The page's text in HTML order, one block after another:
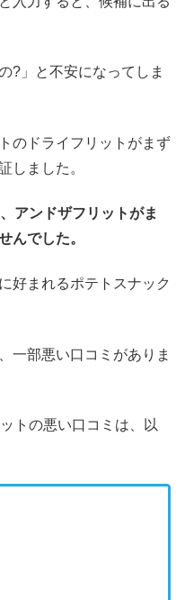
?」と不安になってしま
のドライフリットがまず
しました。
アンドザフリットがま
んでした。
好まれるポテトスナック
一部悪い口コミがありま
トの悪い口コミは、以